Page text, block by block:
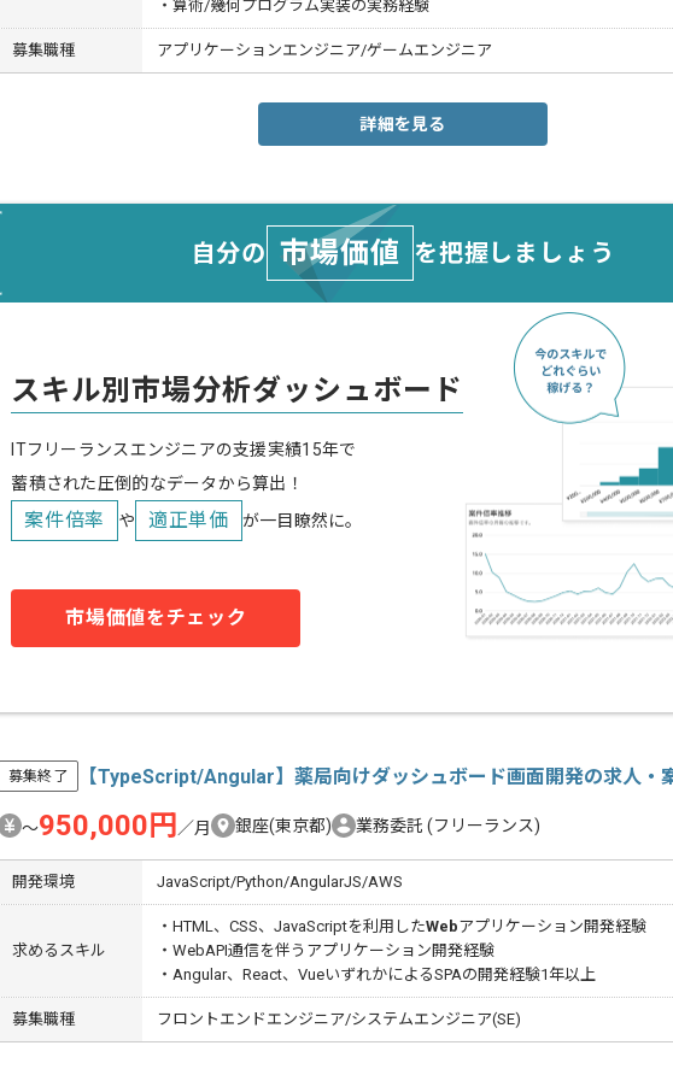
・算術/幾何プログラム実装の実務経験
募集職種 アプリケーションエンジニア/ゲームエンジニア
詳細を見る
自分の 市場価値 を把握しましょう
スキル別市場分析ダッシュボード
ITフリーランスエンジニアの支援実績15年で
蓄積された圧倒的なデータから算出！
案件倍率 や 適正単価 が一目瞭然に。
市場価値をチェック
募集終了 【TypeScript/Angular】薬局向けダッシュボード画面開発の求人・
〜950,000円 ／月 銀座(東京都) 業務委託 (フリーランス)
開発環境 JavaScript/Python/AngularJS/AWS
求めるスキル
・HTML、CSS、JavaScriptを利用したWebアプリケーション開発経験
・WebAPI通信を伴うアプリケーション開発経験
・Angular、React、VueいずれかによるSPAの開発経験1年以上
募集職種 フロントエンドエンジニア/システムエンジニア(SE)